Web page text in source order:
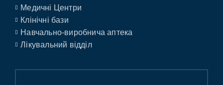
Медичні Центри
Клінічні бази
Навчально-виробнича аптека
Лікувальний відділ